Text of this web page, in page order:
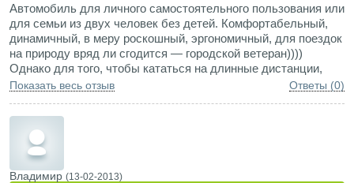
Автомобиль для личного самостоятельного пользования или
для семьи из двух человек без детей. Комфортабельный,
динамичный, в меру роскошный, эргономичный, для поездок
на природу вряд ли сгодится — городской ветеран))))
Однако для того, чтобы кататься на длинные дистанции,
подходит отлично.
Показать весь отзыв Ответы (0)
Владимир (13-02-2013)